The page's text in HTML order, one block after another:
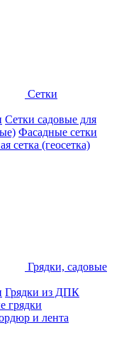
Сетки
Сетки садовые для
Фасадные сетки
сетка (геосетка)
Грядки, садовые
Грядки из ДПК
грядки
и лента